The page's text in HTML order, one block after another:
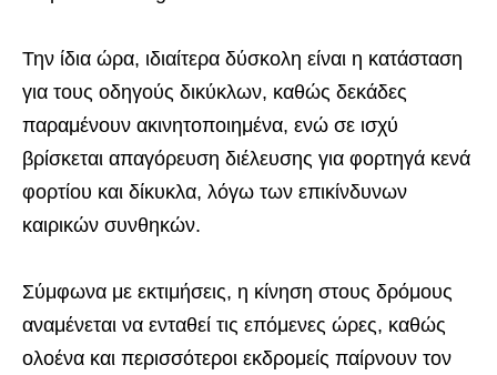
Την ίδια ώρα, ιδιαίτερα δύσκολη είναι η κατάσταση
για τους οδηγούς δικύκλων, καθώς δεκάδες
παραμένουν ακινητοποιημένα, ενώ σε ισχύ
βρίσκεται απαγόρευση διέλευσης για φορτηγά κενά
φορτίου και δίκυκλα, λόγω των επικίνδυνων
καιρικών συνθηκών.
Σύμφωνα με εκτιμήσεις, η κίνηση στους δρόμους
αναμένεται να ενταθεί τις επόμενες ώρες, καθώς
ολοένα και περισσότεροι εκδρομείς παίρνουν τον